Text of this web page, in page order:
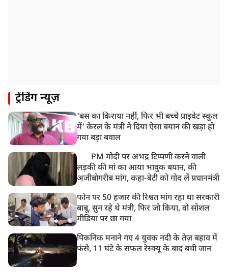
ट्रेंडिंग न्यूज़
'बस का किराया नहीं, फिर भी बच्चे प्राइवेट स्कूल
में' केरल के मंत्री ने दिया ऐसा बयान की खड़ा हो
गया बड़ा बवाल
PM मोदी पर अभद्र टिप्पणी करने वाली
लड़की की मां का आया भावुक बयान, की
अजीबोगरीब मांग, कहा-बेटी को गोद लें प्रधानमंत्री
फोन पर 50 हजार की रिश्वत मांग रहा था सरकारी
बाबू, सुन रहे थे मंत्री, फिर जो किया, वो सोशल
मीडिया पर छा गया
पिकनिक मनाने गए 4 युवक नदी के तेज़ बहाव में
फंसे, 11 घंटे के सफल रेस्क्यू के बाद बची जान